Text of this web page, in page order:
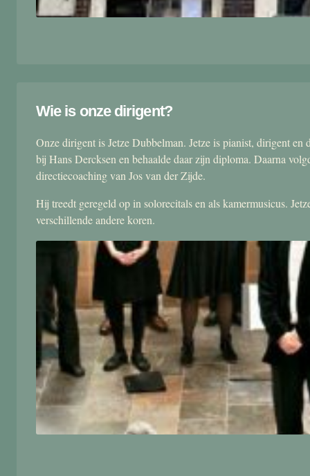
Wie is onze dirigent?
Onze dirigent is Jetze Dubbelman. Jetze is pianist, dirigent
bij Hans Dercksen en behaalde daar zijn diploma. Daarna
directiecoaching van Jos van der Zijde.
Hij treedt geregeld op in solorecitals en als kamermusicus.
verschillende andere koren.